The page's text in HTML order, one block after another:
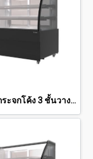
ตู้โชว์เค้กกระจกโค้ง 3 ชั้นวาง Premium Plus กว้าง 120 ซม. สีดำ 18.3 คิว SKK-1217Z